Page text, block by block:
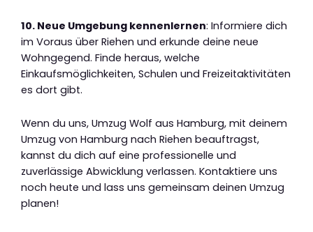
10. Neue Umgebung kennenlernen: Informiere dich
im Voraus über Riehen und erkunde deine neue
Wohngegend. Finde heraus, welche
Einkaufsmöglichkeiten, Schulen und Freizeitaktivitäten
es dort gibt.
Wenn du uns, Umzug Wolf aus Hamburg, mit deinem
Umzug von Hamburg nach Riehen beauftragst,
kannst du dich auf eine professionelle und
zuverlässige Abwicklung verlassen. Kontaktiere uns
noch heute und lass uns gemeinsam deinen Umzug
planen!